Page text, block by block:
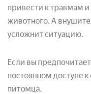
привести к травмам
животного. А
усложнит ситуацию.
Если вы
постоянном доступе
питомца.